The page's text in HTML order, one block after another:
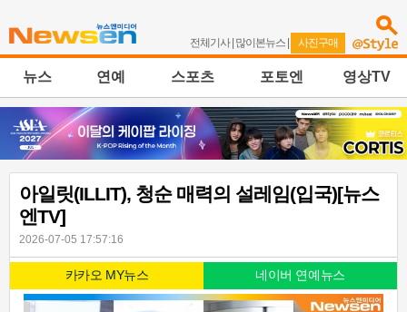
전체기사| 많이본뉴스 | 사진구매
뉴스 연예 스포츠 포토엔 영상TV
아일릿(ILLIT), 청순 매력의 설레임(입국)[뉴스
엔TV]
2026-07-05 17:57:16
카카오 MY뉴스 네이버 연예뉴스